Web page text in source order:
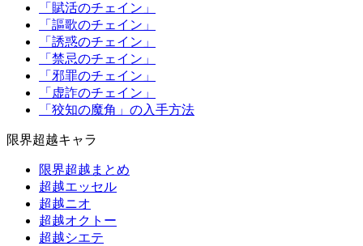
「賦活のチェイン」
「謳歌のチェイン」
「誘惑のチェイン」
「禁忌のチェイン」
「邪罪のチェイン」
「虚詐のチェイン」
「狡知の魔角」の入手方法
限界超越キャラ
限界超越まとめ
超越エッセル
超越ニオ
超越オクトー
超越シエテ